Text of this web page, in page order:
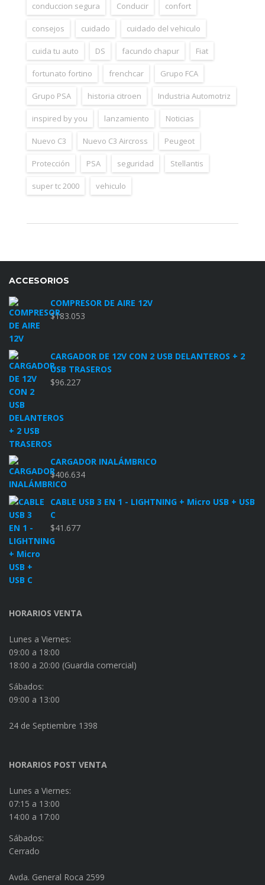
conduccion segura Conducir confort
consejos cuidado cuidado del vehiculo
cuida tu auto DS facundo chapur Fiat
fortunato fortino frenchcar Grupo FCA
Grupo PSA historia citroen Industria Automotriz
inspired by you lanzamiento Noticias
Nuevo C3 Nuevo C3 Aircross Peugeot
Protección PSA seguridad Stellantis
super tc 2000 vehiculo
ACCESORIOS
COMPRESOR DE AIRE 12V
$183.053
CARGADOR DE 12V CON 2 USB DELANTEROS + 2
USB TRASEROS
$96.227
CARGADOR INALÁMBRICO
$406.634
CABLE USB 3 EN 1 - LIGHTNING + Micro USB + USB
C
$41.677
HORARIOS VENTA
Lunes a Viernes:
09:00 a 18:00
18:00 a 20:00 (Guardia comercial)
Sábados:
09:00 a 13:00
24 de Septiembre 1398
HORARIOS POST VENTA
Lunes a Viernes:
07:15 a 13:00
14:00 a 17:00
Sábados:
Cerrado
Avda. General Roca 2599